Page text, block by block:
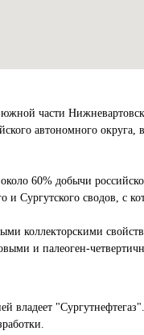
части
автономного
60% добычи
и Сургутского сводов, с
коллекторскими
и палеоген-
владеет "Сургутнефтегаз".